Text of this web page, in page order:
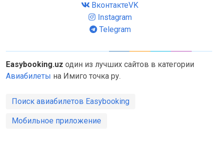
ВконтактеVK
Instagram
Telegram
Easybooking.uz один из лучших сайтов в категории
Авиабилеты на Имиго точка ру.
Поиск авиабилетов Easybooking
Мобильное приложение